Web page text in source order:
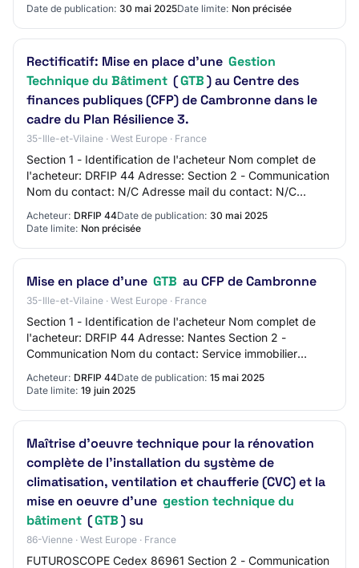
Date de publication: 30 mai 2025Date limite: Non précisée
Rectificatif: Mise en place d’une Gestion
Technique du Bâtiment (GTB) au Centre des
finances publiques (CFP) de Cambronne dans le
cadre du Plan Résilience 3.
35-Ille-et-Vilaine · West Europe · France
Section 1 - Identification de l'acheteur Nom complet de
l'acheteur: DRFIP 44 Adresse: Section 2 - Communication
Nom du contact: N/C Adresse mail du contact: N/C
Acheteur: DRFIP 44Date de publication: 30 mai 2025
Date limite: Non précisée
Mise en place d’une GTB au CFP de Cambronne
35-Ille-et-Vilaine · West Europe · France
Section 1 - Identification de l'acheteur Nom complet de
l'acheteur: DRFIP 44 Adresse: Nantes Section 2 -
Communication Nom du contact: Service immobilier
Acheteur: DRFIP 44Date de publication: 15 mai 2025
Date limite: 19 juin 2025
Maîtrise d'oeuvre technique pour la rénovation
complète de l'installation du système de
climatisation, ventilation et chaufferie (CVC) et la
mise en oeuvre d'une gestion technique du
bâtiment (GTB) su
86-Vienne · West Europe · France
FUTUROSCOPE Cedex 86961 Section 2 - Communication